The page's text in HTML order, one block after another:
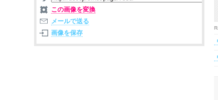
この画像を変換
メールで送る
画像を保存